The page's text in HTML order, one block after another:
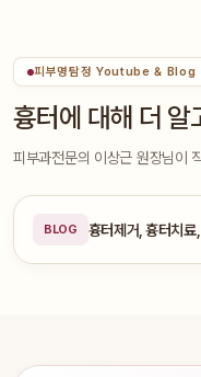
피부명탐정 Youtube & Blog
흉터에 대해 더 알
피부과전문의 이상근 원장님이
BLOG 흉터제거, 흉터치료